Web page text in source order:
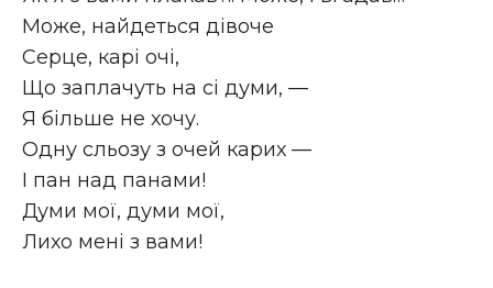
Може, найдеться дівоче
Серце, карі очі,
Що заплачуть на сі думи, —
Я більше не хочу.
Одну сльозу з очей карих —
І пан над панами!
Думи мої, думи мої,
Лихо мені з вами!